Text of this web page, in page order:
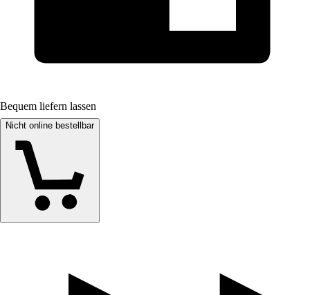
Bequem liefern lassen
Nicht online bestellbar